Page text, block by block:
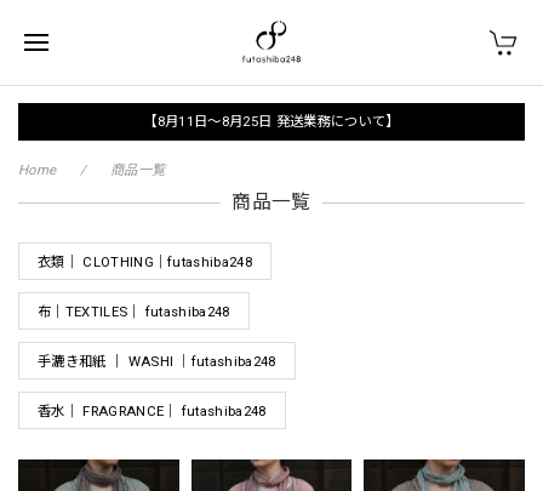
【8月11日〜8月25日 発送業務について】
Home 商品一覧
商品一覧
衣類｜ CLOTHING｜futashiba248
布｜TEXTILES｜ futashiba248
手漉き和紙 ｜ WASHI ｜futashiba248
香水｜ FRAGRANCE｜ futashiba248